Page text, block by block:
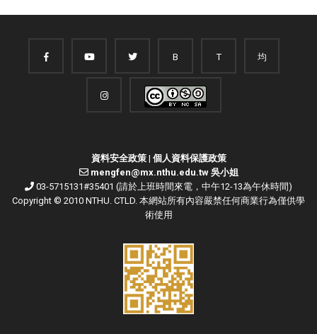
B T 均
資料安全政策| 個人資料保護政策
mengfen@mx.nthu.edu.tw 吳小姐
03-5715131#35401 (請於上班時間來電，中午12-13為午休時間)
Copyright © 2010 NTHU. CTLD. 本網站所有內容嚴禁任何商業行為僅供學
術使用